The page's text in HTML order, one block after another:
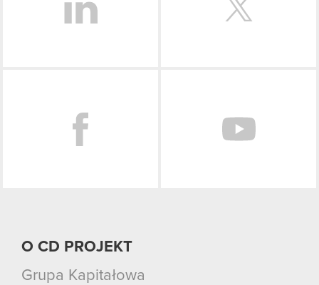
O CD PROJEKT
Grupa Kapitałowa